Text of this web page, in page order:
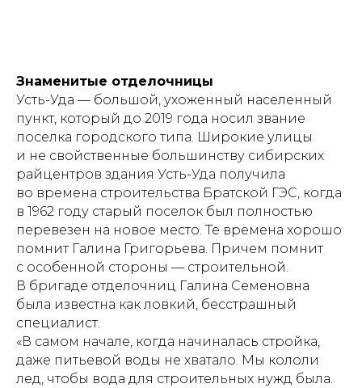
Знаменитые отделочницы
Усть-Уда — большой, ухоженный населенный
пункт, который до 2019 года носил звание
поселка городского типа. Широкие улицы
и не свойственные большинству сибирских
райцентров здания Усть-Уда получила
во времена строительства Братской ГЭC, когда
в 1962 году старый поселок был полностью
перевезен на новое место. Те времена хорошо
помнит Галина Григорьева. Причем помнит
с особенной стороны — строительной.
В бригаде отделочниц Галина Семеновна
была известна как ловкий, бесстрашный
специалист.
«В самом начале, когда начиналась стройка,
даже питьевой воды не хватало. Мы кололи
лед, чтобы вода для строительных нужд была.